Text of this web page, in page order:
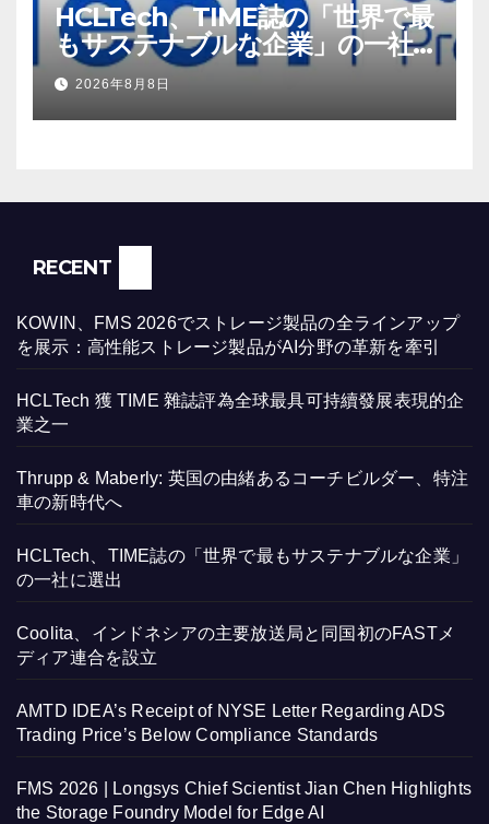
HCLTech、TIME誌の「世界で最
もサステナブルな企業」の一社
に選出
2026年8月8日
RECENT
KOWIN、FMS 2026でストレージ製品の全ラインアップ
を展示：高性能ストレージ製品がAI分野の革新を牽引
HCLTech 獲 TIME 雜誌評為全球最具可持續發展表現的企
業之一
Thrupp & Maberly: 英国の由緒あるコーチビルダー、特注
車の新時代へ
HCLTech、TIME誌の「世界で最もサステナブルな企業」
の一社に選出
Coolita、インドネシアの主要放送局と同国初のFASTメ
ディア連合を設立
AMTD IDEA’s Receipt of NYSE Letter Regarding ADS
Trading Price’s Below Compliance Standards
FMS 2026 | Longsys Chief Scientist Jian Chen Highlights
the Storage Foundry Model for Edge AI